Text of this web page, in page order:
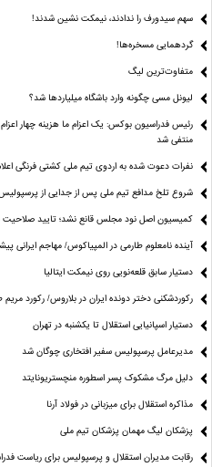
سهم سیدورف را ندادند، نیمکت نشین شدند!
گردهمایی مسخره‌ها!
متفاوت‌ترین لیگ
لیونل مسی چگونه وارد باشگاه میلیاردها شد؟
رئیس فدراسیون بوکس: یک اعزام ما هزینه چهار اعزام
منتفی شد
نفرات دعوت شده به اردوی تیم ملی کشتی فرنگی
شروع تلخ مدافع تیم ملی پس از جدایی از
کمیسیون اصل نود مجلس قانع نشد؛ تایید صلاحیت
آینده نامعلوم طارمی در المپیاکوس/ مهاجم ایرانی
دستیار سابق قلعه‌نویی روی نیمکت ایتالیا
رکوردشکنی دختر دونده ایران در بلاروس/ رکورد
دستیار اسپانیایی استقلال تا یکشنبه در تهران
مدیرعامل پرسپولیس سفیر افتخاری چوگان شد
دلیل مرگ مشکوک پسر اسطوره منچستریونایتد
مذاکره استقلال برای میزبانی در فولاد آرنا
پزشکان لیگ مهمان پزشکان تیم ملی
رقابت مدیران استقلال و پرسپولیس برای ریاست